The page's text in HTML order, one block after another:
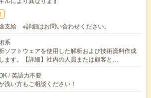
支給 ※詳細はお問い合わせください。
系
ソフトウェアを使用した解析および技術資料作成
ます。【詳細】社内の人員または顧客と…
/ 英語力不要
浅い方もご相談ください！